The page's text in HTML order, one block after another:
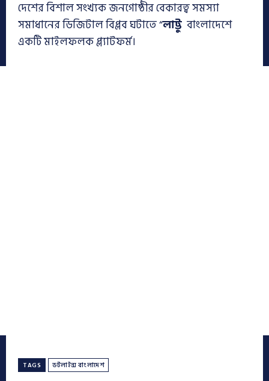
দেশের বিশাল সংখ্যক জনগোষ্ঠীর বেকারত্ব সমস্যা
সমাধানের ডিজিটাল বিপ্লব ঘটাতে “লাট্টু বাংলাদেশে
একটি মাইলফলক প্ল্যাটফর্ম।
TAGS ডটলাইন্স বাংলাদেশ